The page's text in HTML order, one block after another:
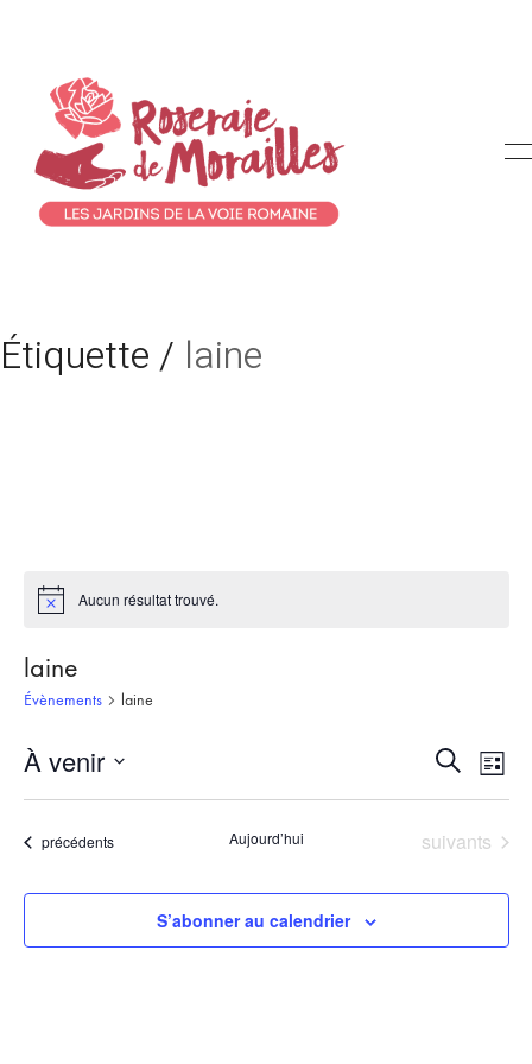
Étiquette / laine
Notice Aucun résultat trouvé.
laine
Évènements laine
et
de
vues
Recherche
de
Liste
À venir
date.Évènements
précédents Aujourd’hui Évènements
suivants
S’abonner au calendrier